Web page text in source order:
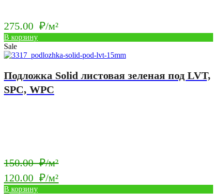
275.00 ₽/м²
В корзину
Sale
Подложка Solid листовая зеленая под LVT,
SPC, WPC
150.00₽/м²Первоначальная
составляла
120.00 ₽/м²
Текущая
В корзину